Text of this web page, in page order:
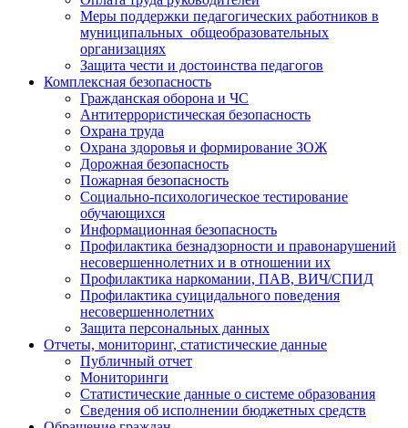
Меры поддержки педагогических работников в
муниципальных общеобразовательных
организациях
Защита чести и достоинства педагогов
Комплексная безопасность
Гражданская оборона и ЧС
Антитеррористическая безопасность
Охрана труда
Охрана здоровья и формирование ЗОЖ
Дорожная безопасность
Пожарная безопасность
Социально-психологическое тестирование
обучающихся
Информационная безопасность
Профилактика безнадзорности и правонарушений
несовершеннолетних и в отношении их
Профилактика наркомании, ПАВ, ВИЧ/СПИД
Профилактика суицидального поведения
несовершеннолетних
Защита персональных данных
Отчеты, мониторинг, статистические данные
Публичный отчет
Мониторинги
Статистические данные о системе образования
Сведения об исполнении бюджетных средств